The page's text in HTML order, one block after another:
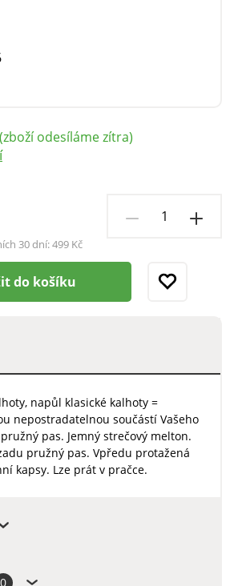
30 dní:499 Kč
(zboží odesíláme zítra)
do košíku
napůl klasické kalhoty =
nepostradatelnou součástí Vašeho
pas. Jemný strečový melton.
pružný pas. Vpředu protažená
kapsy. Lze prát v pračce.
0